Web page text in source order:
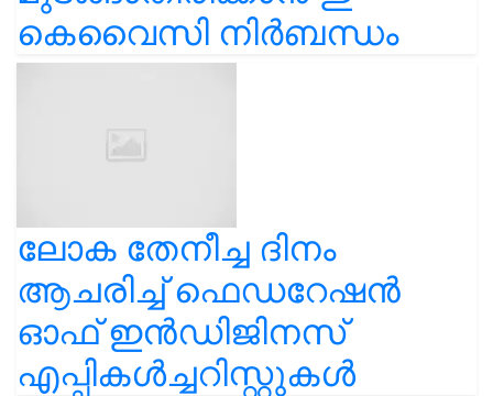
കെവൈസി നിർബന്ധം
ലോക തേനീച്ച ദിനം
ആചരിച്ച് ഫെഡറേഷൻ
ഓഫ് ഇൻഡിജിനസ്
എപ്പികൾച്ചറിസ്റ്റുകൾ